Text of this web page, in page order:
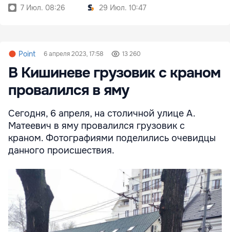
7 Июл. 08:26
29 Июл. 10:47
Point 6 апреля 2023, 17:58 13 260
В Кишиневе грузовик с краном
провалился в яму
Сегодня, 6 апреля, на столичной улице А.
Матеевич в яму провалился грузовик с
краном. Фотографиями поделились очевидцы
данного происшествия.